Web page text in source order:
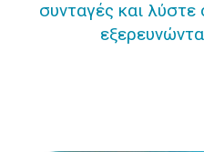
συνταγές και λύστε